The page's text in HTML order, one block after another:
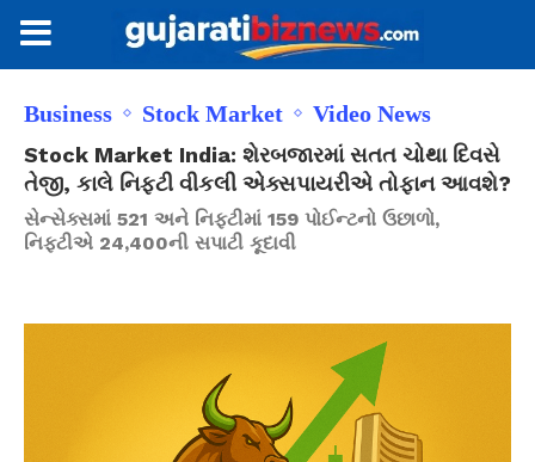
Business Stock Market Video News
Stock Market India: શેરબજારમાં સતત ચોથા દિવસે
તેજી, કાલે નિફ્ટી વીકલી એક્સપાયરીએ તોફાન આવશે?
સેન્સેક્સમાં 521 અને નિફ્ટીમાં 159 પોઈન્ટનો ઉછાળો,
નિફ્ટીએ 24,400ની સપાટી કૂદાવી